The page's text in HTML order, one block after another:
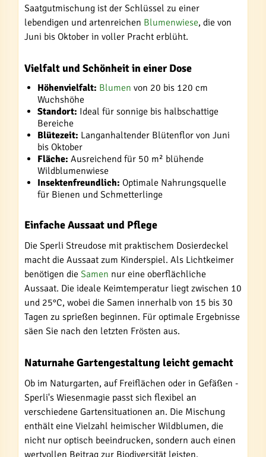
Saatgutmischung ist der Schlüssel zu einer
lebendigen und artenreichen Blumenwiese, die von
Juni bis Oktober in voller Pracht erblüht.
Vielfalt und Schönheit in einer Dose
Höhenvielfalt: Blumen von 20 bis 120 cm
Wuchshöhe
Standort: Ideal für sonnige bis halbschattige
Bereiche
Blütezeit: Langanhaltender Blütenflor von Juni
bis Oktober
Fläche: Ausreichend für 50 m² blühende
Wildblumenwiese
Insektenfreundlich: Optimale Nahrungsquelle
für Bienen und Schmetterlinge
Einfache Aussaat und Pflege
Die Sperli Streudose mit praktischem Dosierdeckel
macht die Aussaat zum Kinderspiel. Als Lichtkeimer
benötigen die Samen nur eine oberflächliche
Aussaat. Die ideale Keimtemperatur liegt zwischen 10
und 25°C, wobei die Samen innerhalb von 15 bis 30
Tagen zu sprießen beginnen. Für optimale Ergebnisse
säen Sie nach den letzten Frösten aus.
Naturnahe Gartengestaltung leicht gemacht
Ob im Naturgarten, auf Freiflächen oder in Gefäßen -
Sperli's Wiesenmagie passt sich flexibel an
verschiedene Gartensituationen an. Die Mischung
enthält eine Vielzahl heimischer Wildblumen, die
nicht nur optisch beeindrucken, sondern auch einen
wertvollen Beitrag zur Biodiversität leisten.